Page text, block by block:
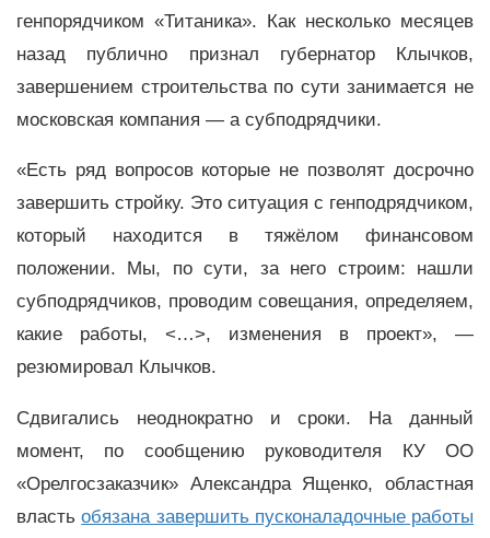
генпорядчиком «Титаника». Как несколько месяцев
назад публично признал губернатор Клычков,
завершением строительства по сути занимается не
московская компания — а субподрядчики.
«Есть ряд вопросов которые не позволят досрочно
завершить стройку. Это ситуация с генподрядчиком,
который находится в тяжёлом финансовом
положении. Мы, по сути, за него строим: нашли
субподрядчиков, проводим совещания, определяем,
какие работы, <…>, изменения в проект», —
резюмировал Клычков.
Сдвигались неоднократно и сроки. На данный
момент, по сообщению руководителя КУ ОО
«Орелгосзаказчик» Александра Ященко, областная
властьобязана завершить пусконаладочные работы